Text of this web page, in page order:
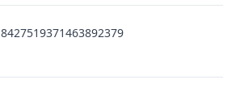
8427519371463892379